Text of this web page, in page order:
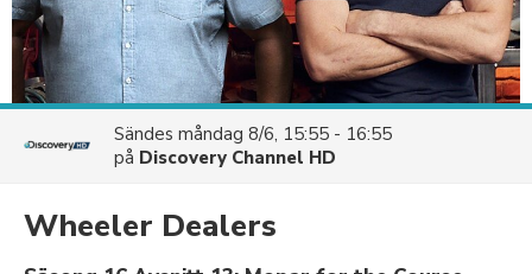
Sändes måndag 8/6, 15:55 - 16:55
på Discovery Channel HD
Wheeler Dealers